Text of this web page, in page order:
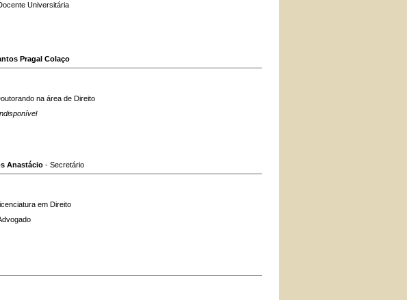
Universitária
Pragal Colaço
na área de Direito
Anastácio - Secretário
em Direito